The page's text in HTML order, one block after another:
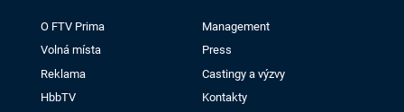
O FTV Prima
Management
Volná místa
Press
Reklama
Castingy a výzvy
HbbTV
Kontakty